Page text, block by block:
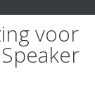
voor